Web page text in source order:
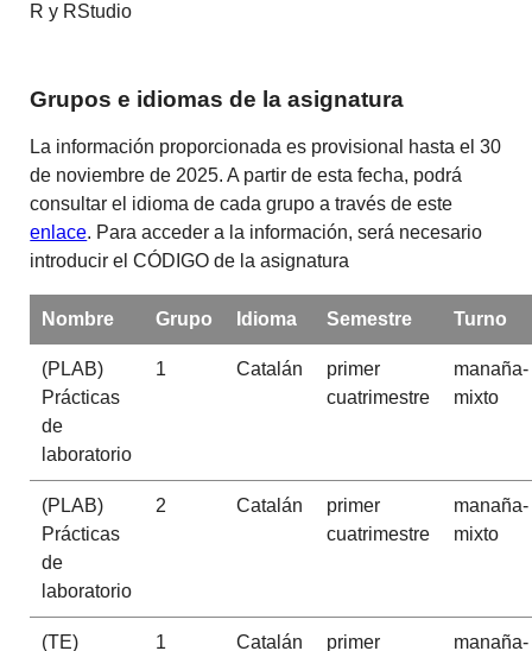
R y RStudio
Grupos e idiomas de la asignatura
La información proporcionada es provisional hasta el 30
de noviembre de 2025. A partir de esta fecha, podrá
consultar el idioma de cada grupo a través de este
enlace. Para acceder a la información, será necesario
introducir el CÓDIGO de la asignatura
Nombre Grupo Idioma Semestre Turno
(PLAB)
Prácticas
de
laboratorio
1 Catalán
primer
cuatrimestre
manaña-
mixto
(PLAB)
Prácticas
de
laboratorio
2 Catalán
primer
cuatrimestre
manaña-
mixto
(TE) 1 Catalán primer manaña-